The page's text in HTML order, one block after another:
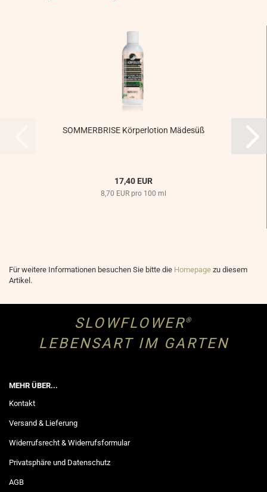
SOMMERBRISE Körperlotion Mädesüß
17,40 EUR
8,70 EUR pro 100 ml
Für weitere Informationen besuchen Sie bitte die Homepage zu diesem
Artikel.
SLOWFLOWER®
LEBENSART IM GARTEN
MEHR ÜBER...
Kontakt
Versand & Lieferung
Widerrufsrecht & Widerrufsformular
Privatsphäre und Datenschutz
AGB